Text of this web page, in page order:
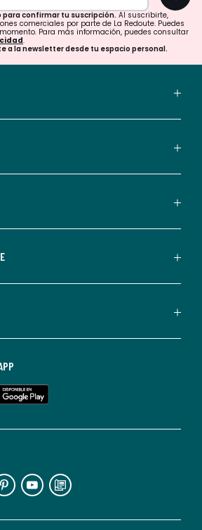
para
confirmar
tu
suscripción.
aceptas
comerciales
personalizadas
parte
Redoute.
de
en
cualquier
Para
información,
puedes
para confirmar tu suscripción. Al suscribirte,
comerciales por parte de La Redoute. Puedes
Para más información, puedes consultar
.
a la newsletter desde tu espacio personal.